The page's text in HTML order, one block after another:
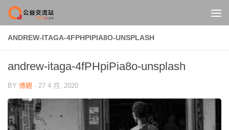
Skip to content
ANDREW-ITAGA-4FPHPIPIA8O-UNSPLASH
andrew-itaga-4fPHpiPia8o-unsplash
BY 傅觀 · 27 4 月, 2020